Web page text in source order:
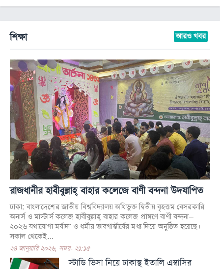
শিক্ষা আরও খবর
রাজধানীর হাবীবুল্লাহ্ বাহার কলেজে বাণী বন্দনা উদযাপিত
ঢাকা: বাংলাদেশের জাতীয় বিশ্ববিদ্যালয় অধিভুক্ত দ্বিতীয় বৃহত্তম বেসরকারি
অনার্স ও মাস্টার্স কলেজ হাবীবুল্লাহ্ বাহার কলেজ প্রাঙ্গণে বাণী বন্দনা–
২০২৬ যথাযোগ্য মর্যাদা ও ধর্মীয় ভাবগাম্ভীর্যের মধ্য দিয়ে অনুষ্ঠিত হয়েছে।
সকাল থেকেই...
২৪ জানুয়ারি ২০২৬, সময়- ২১:১৫
স্টাডি ভিসা নিয়ে ঢাকাস্থ ইতালি এম্বাসির